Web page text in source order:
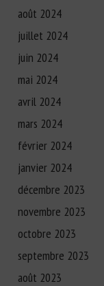
août 2024
juillet 2024
juin 2024
mai 2024
avril 2024
mars 2024
février 2024
janvier 2024
décembre 2023
novembre 2023
octobre 2023
septembre 2023
août 2023